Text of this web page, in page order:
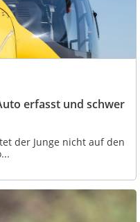
erfasst und schwer
der Junge nicht auf den